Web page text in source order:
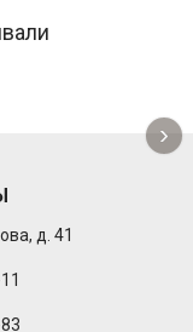
›
д. 41